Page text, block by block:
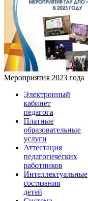
Мероприятия 2023 года
Электронный
кабинет
педагога
Платные
образовательные
услуги
Аттестация
педагогических
работников
Интеллектуальные
состязания
детей